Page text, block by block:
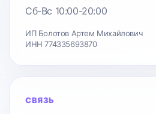
Сб-Вс 10:00-20:00
ИП Болотов Артем Михайлович
ИНН 774335693870
СВЯЗЬ